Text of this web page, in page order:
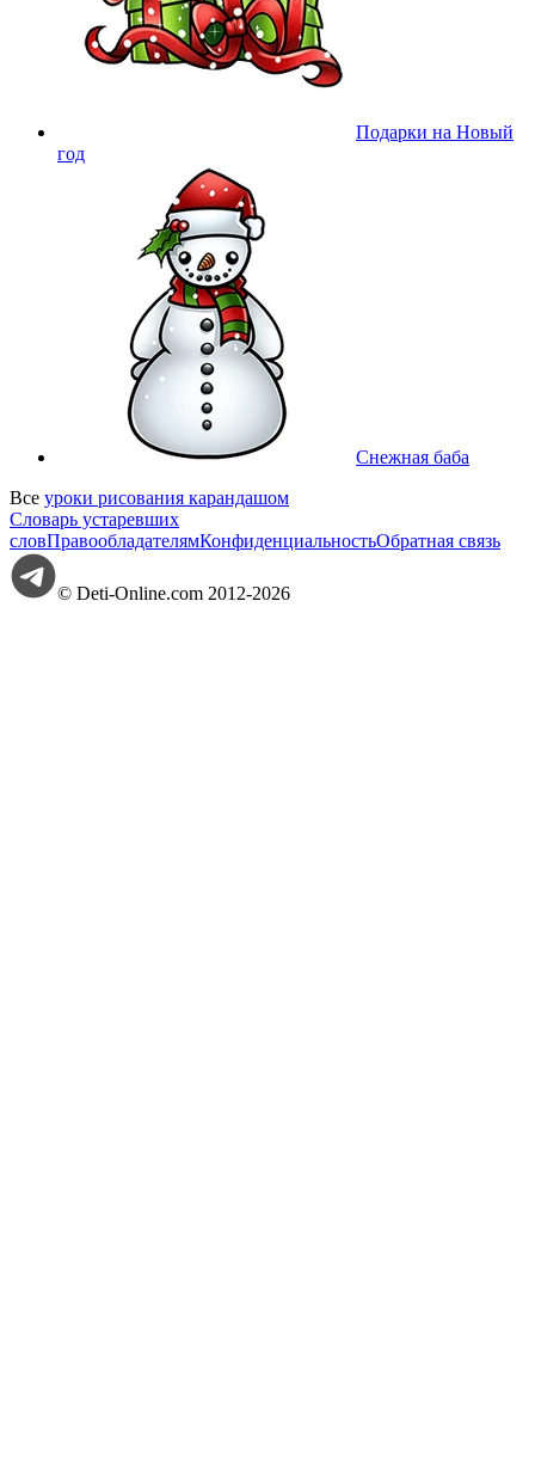
Подарки на Новый
год
Снежная баба
Все уроки рисования карандашом
Словарь устаревших
словПравообладателямКонфиденциальностьОбратная связь
© Deti-Online.com 2012-2026